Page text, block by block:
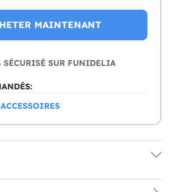
MAINTENANT
SÉCURISÉ SUR FUNIDELIA
ACCESSOIRES